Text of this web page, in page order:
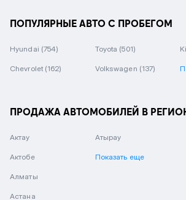
ПОПУЛЯРНЫЕ АВТО С ПРОБЕГОМ
Hyundai (754) Toyota (501)
Chevrolet (162) Volkswagen (137)
ПРОДАЖА АВТОМОБИЛЕЙ В
Актау
Актобе
Алматы
Астана
Атырау
Показать еще